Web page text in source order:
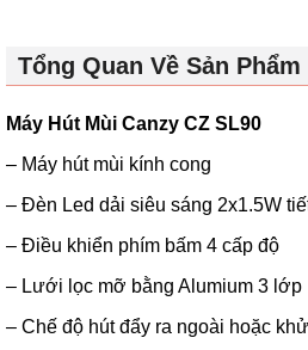
Tổng Quan Về Sản Phẩm
Máy Hút Mùi Canzy CZ SL90
– Máy hút mùi kính cong
– Đèn Led dải siêu sáng 2x1.5W
– Điều khiển phím bấm 4 cấp độ
– Lưới lọc mỡ bằng Alumium 3 lớp
– Chế độ hút đẩy ra ngoài hoặc